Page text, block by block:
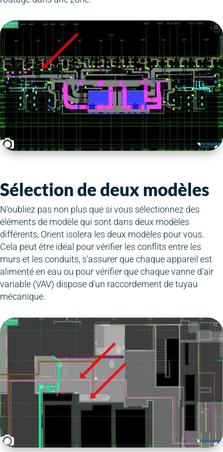
Sélection de deux modèles
N'oubliez pas non plus que si vous sélectionnez des
éléments de modèle qui sont dans deux modèles
différents, Orient isolera les deux modèles pour vous.
Cela peut être idéal pour vérifier les conflits entre les
murs et les conduits, s'assurer que chaque appareil est
alimenté en eau ou pour vérifier que chaque vanne d'air
variable (VAV) dispose d'un raccordement de tuyau
mécanique.